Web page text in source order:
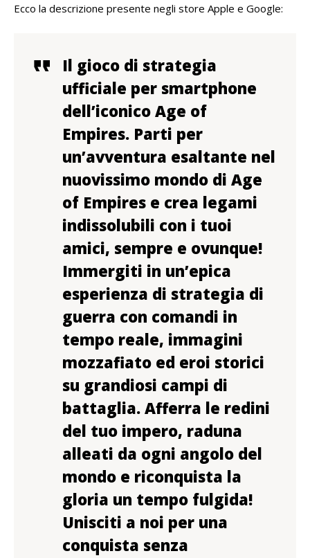
Ecco la descrizione presente negli store Apple e Google:
Il gioco di strategia
ufficiale per smartphone
dell’iconico Age of
Empires. Parti per
un’avventura esaltante nel
nuovissimo mondo di Age
of Empires e crea legami
indissolubili con i tuoi
amici, sempre e ovunque!
Immergiti in un’epica
esperienza di strategia di
guerra con comandi in
tempo reale, immagini
mozzafiato ed eroi storici
su grandiosi campi di
battaglia. Afferra le redini
del tuo impero, raduna
alleati da ogni angolo del
mondo e riconquista la
gloria un tempo fulgida!
Unisciti a noi per una
conquista senza